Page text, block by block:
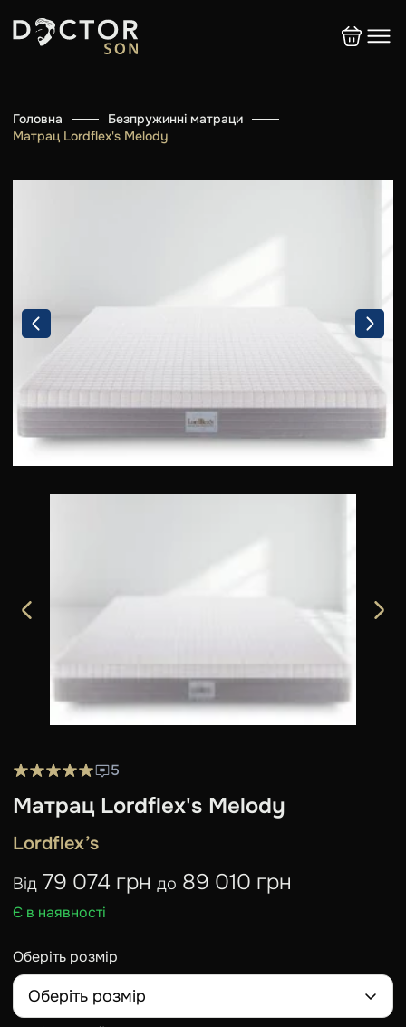
Головна
Безпружинні матраци
Матрац Lordflex's Melody
5
Матрац Lordflex's Melody
Lordflex’s
Від 79 074 грн до 89 010 грн
Є в наявності
Оберіть розмір
Оберіть розмір